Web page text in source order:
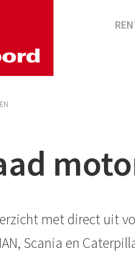
met direct uit
Scania en